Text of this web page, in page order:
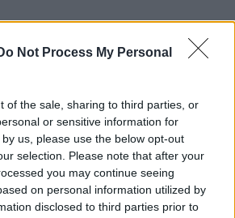
Not Process My Personal
of the sale, sharing to third parties, or
or sensitive information for
us, please use the below opt-out
selection. Please note that after your
you may continue seeing
on personal information utilized by
disclosed to third parties prior to
και στον 8 ο
προσκήνιο οικονομικά
εξελίξεις αλλά και
θέματα. Η ημέρα ευνοεί τις
οφειλές,
ή υποθέσεις που μοιράζεσαι